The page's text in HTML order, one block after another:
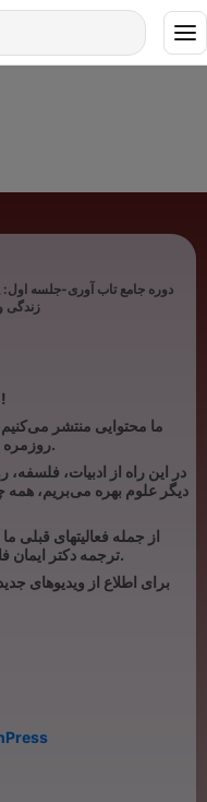
زندگی
محفلی برای پیگیری مطالعات میان‌رشته‌ای!
ما محتوایی منتشر
روزمره باشد و به زندگی معنا، عمق و زیبایی ببخشد.
در این راه از ادبیات،
دیگر علوم بهره می‌بریم، همه
از جمله فعالیتهای قبلی
ترجمه دکتر ایمان فانی و مرور ویدیوییِ کتابهای مفید بوده است.
برای اطلاع از ویدیوهای